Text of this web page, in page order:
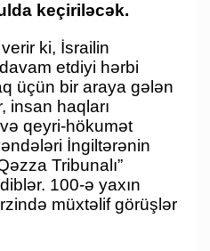
keçiriləcək.
ki, İsrailin
etdiyi hərbi
üçün bir araya gələn
insan haqları
qeyri-hökumət
İngiltərənin
Tribunalı”
100-ə yaxın
müxtəlif görüşlər